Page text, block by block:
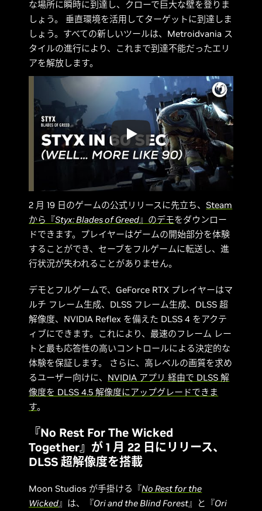
な場所に瞬時に到達し、クローで巨大な壁を登りま
しょう。 垂直環境を活用してターゲットに到達しま
しょう。すべての新しいツールは、Metroidvania ス
タイルの進行により、これまで到達不能だったエリ
アを解放します。
2 月 19 日のゲームの公式リリースに先立ち、 Steam
から『Styx: Blades of Greed』のデモをダウンロー
ドできます。プレイヤーはゲームの開始部分を体験
することができ、セーブをフルゲームに転送し、進
行状況が失われることがありません。
デモとフルゲームで、GeForce RTX プレイヤーはマ
ルチ フレーム生成、DLSS フレーム生成、DLSS 超
解像度、NVIDIA Reflex を備えた DLSS 4 をアクテ
ィブにできます。これにより、最速のフレーム レー
トと最も応答性の高いコントロールによる決定的な
体験を保証します。 さらに、高レベルの画質を求め
るユーザー向けに、 NVIDIA アプリ 経由で DLSS 解
像度を DLSS 4.5 解像度にアップグレードできま
す。
『No Rest For The Wicked
Together』が 1 月 22 日にリリース、
DLSS 超解像度を搭載
Moon Studios が手掛ける『No Rest for the
Wicked』は、『Ori and the Blind Forest』と『Ori